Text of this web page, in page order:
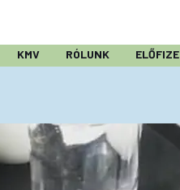
KMV RÓLUNK